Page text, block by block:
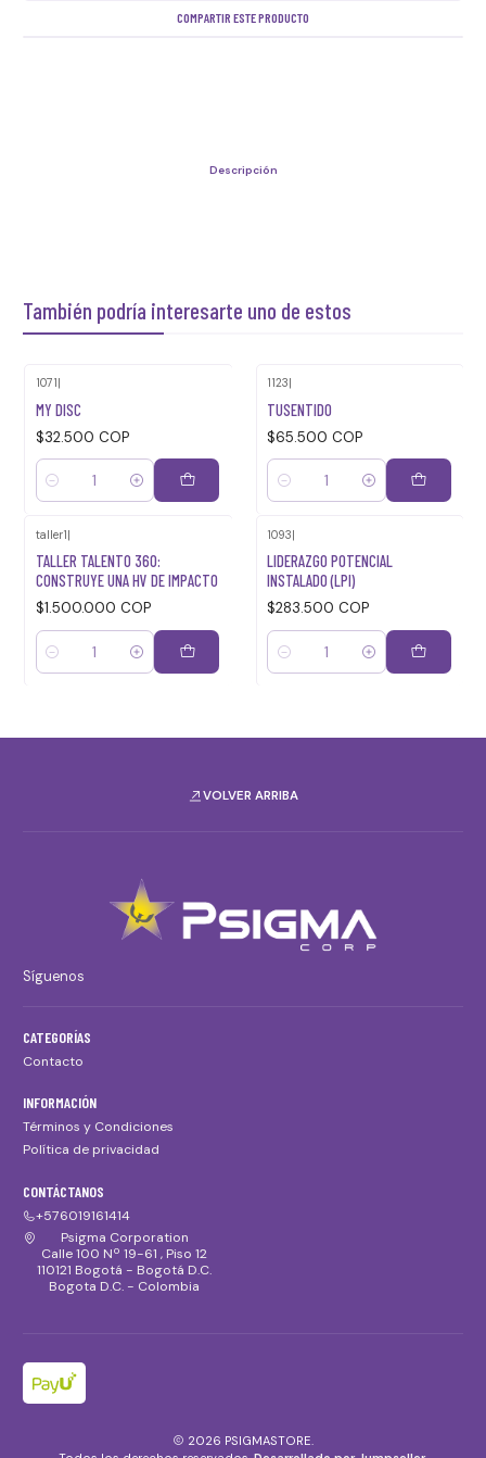
COMPARTIR ESTE PRODUCTO
Descripción
También podría interesarte uno de estos
1071|
MY DISC
$32.500 COP
Cantidad
1123|
TUSENTIDO
$65.500 COP
Cantidad
taller1|
TALLER TALENTO 360:
CONSTRUYE UNA HV DE IMPACTO
$1.500.000 COP
Cantidad
1093|
LIDERAZGO POTENCIAL
INSTALADO (LPI)
$283.500 COP
Cantidad
VOLVER ARRIBA
Síguenos
CATEGORÍAS
Contacto
INFORMACIÓN
Términos y Condiciones
Política de privacidad
CONTÁCTANOS
+576019161414
Psigma Corporation
Calle 100 Nº 19-61 , Piso 12
110121 Bogotá - Bogotá D.C.
Bogota D.C. - Colombia
2026 PSIGMASTORE.